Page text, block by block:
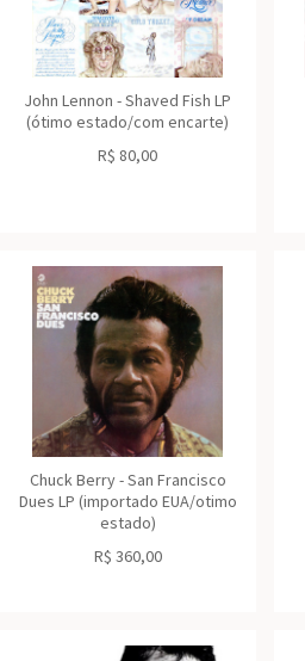
John Lennon - Shaved Fish LP
(ótimo estado/com encarte)
R$ 80,00
Chuck Berry - San Francisco
Dues LP (importado EUA/otimo
estado)
R$ 360,00